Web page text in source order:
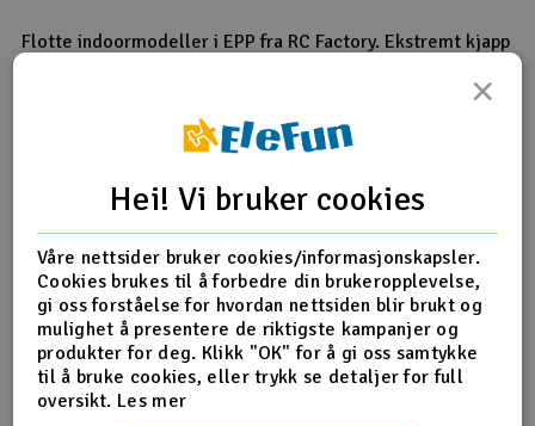
Flotte indoormodeller i EPP fra RC Factory. Ekstremt kjapp
Kommer lakkert, og med byggeanvisning samt all
hardware. Man trenger all elektronikk utenom, og for full
3D anbefales det litt kraftigere oppsett enn de vanlige
indoormodellen pga vekten.
Modellen kommer uten understell.
Vingespenn
755mm
Lengde
810mm
Vekt
180g
Servoer
2x6g 1x9g
LiPo
×
Hei! Vi bruker cookies
Våre nettsider bruker cookies/informasjonskapsler.
Cookies brukes til å forbedre din brukeropplevelse,
gi oss forståelse for hvordan nettsiden blir brukt og
mulighet å presentere de riktigste kampanjer og
produkter for deg. Klikk "OK" for å gi oss samtykke
til å bruke cookies, eller trykk se detaljer for full
oversikt. Les mer